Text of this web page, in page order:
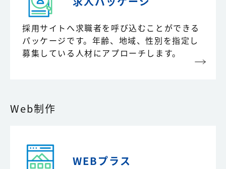
採用サイトへ求職者を呼び込むことができる
パッケージです。年齢、地域、性別を指定し
募集している人材にアプローチします。
Web制作
WEBプラス